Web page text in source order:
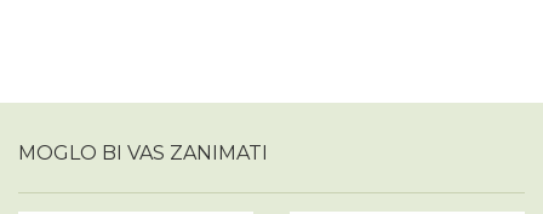
MOGLO BI VAS ZANIMATI